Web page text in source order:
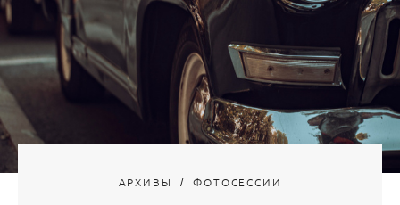
АРХИВЫ ФОТОСЕССИИ